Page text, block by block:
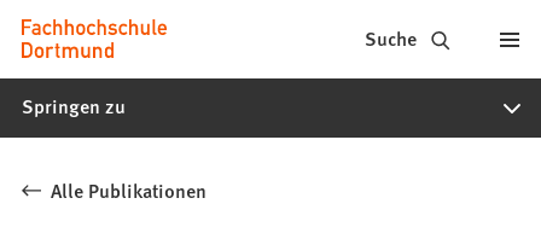
Inhalt anspringen
Fachhochschule
Dortmund
-
Studiengänge,
Suche
Springen zu
Alle Publikationen